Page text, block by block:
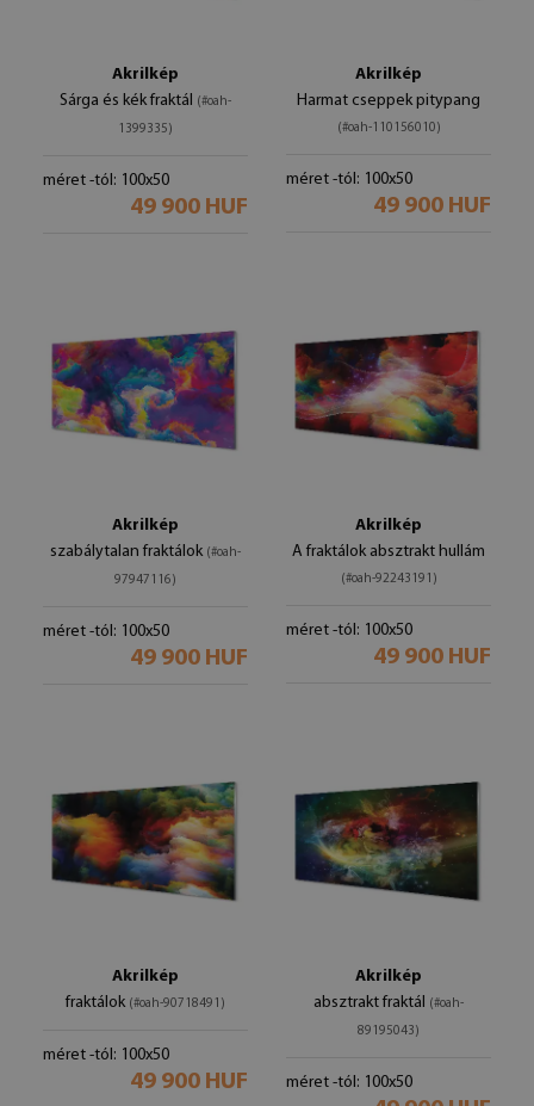
Akrilkép
Sárga és kék fraktál (#oah-
1399335)
méret -tól: 100x50
49 900 HUF
Akrilkép
Harmat cseppek pitypang
(#oah-110156010)
méret -tól: 100x50
49 900 HUF
Akrilkép
szabálytalan fraktálok (#oah-
97947116)
méret -tól: 100x50
49 900 HUF
Akrilkép
A fraktálok absztrakt hullám
(#oah-92243191)
méret -tól: 100x50
49 900 HUF
Akrilkép
fraktálok (#oah-90718491)
méret -tól: 100x50
49 900 HUF
Akrilkép
absztrakt fraktál (#oah-
89195043)
méret -tól: 100x50